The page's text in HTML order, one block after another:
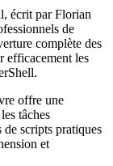
écrit par Florian
de
complète des
efficacement les
offre une
tâches
scripts pratiques
et